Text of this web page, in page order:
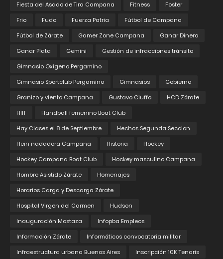
Fiesta del Asado de Tira Campana
Fitness
Foster
Frio
Fudo Fuerza Patria
Fútbol de Campana
Fútbol de Zárate
Gamer Zone Campana
Ganar Dinero
Ganar Plata
Gemini
Gestión de infracciones tránsito
Gimnasio Oxigeno Pergamino
Gimnasio Sportclub Pergamino
Gimnasios
Gobierno
Granizo y viento Campana
Gustavo Ciuffo
HCD Zárate
HIIT
Handball femenino Boat Club
Hay Clases el 8 de Septiembre
Hechos Segunda Seccion
Hein nadadora Campana
Historia
Hockey
Hockey Campana Boat Club
Hockey masculino Campana
Hombre Asistido Zárate
Homenajes
Horarios Carga y Descarga Zárate
Hospital Virgen del Carmen
Hudson
Inauguración Mostaza
Infopba Empleos
Información Zárate
Informáticos convocatoria militar
Infraestructura urbana Buenos Aires
Inscripción 10K Tenaris